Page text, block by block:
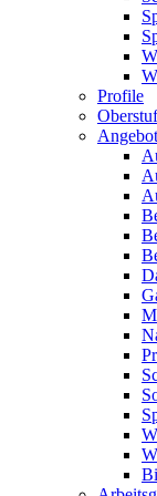
Profile